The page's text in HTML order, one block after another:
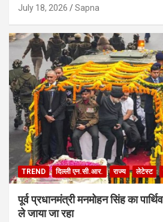
July 18, 2026 Sapna
TREND दिल्ली एन.सी.आर. राज्य लेटेस्ट
पूर्व प्रधानमंत्री मनमोहन सिंह का
ले जाया जा रहा